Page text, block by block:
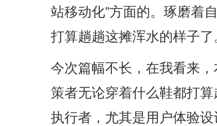
站移动化”方面的。琢磨着
打算趟趟这摊浑水的样子了
今次篇幅不长，在我看来
策者无论穿着什么鞋都打
执行者，尤其是用户体验